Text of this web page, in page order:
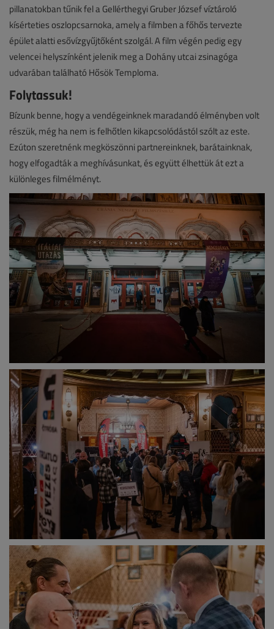
pillanatokban tűnik fel a Gellérthegyi Gruber József víztároló
kísérteties oszlopcsarnoka, amely a filmben a főhős tervezte
épület alatti esővízgyűjtőként szolgál. A film végén pedig egy
velencei helyszínként jelenik meg a Dohány utcai zsinagóga
udvarában található Hősök Temploma.
Folytassuk!
Bízunk benne, hogy a vendégeinknek maradandó élményben volt
részük, még ha nem is felhőtlen kikapcsolódástól szólt az este.
Ezúton szeretnénk megköszönni partnereinknek, barátainknak,
hogy elfogadták a meghívásunkat, és együtt élhettük át ezt a
különleges filmélményt.